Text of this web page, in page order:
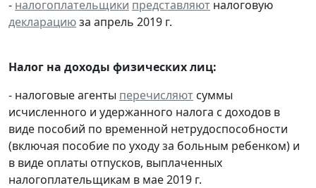
- налогоплательщики представляют налоговую
декларациюза апрель 2019 г.
Налог на доходы физических лиц:
- налоговые агенты перечисляют суммы
исчисленного и удержанного налога с доходов в
виде пособий по временной нетрудоспособности
(включая пособие по уходу за больным ребенком) и
в виде оплаты отпусков, выплаченных
налогоплательщикам в мае 2019 г.